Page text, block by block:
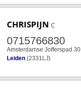
CHRISPIJN c
0715766830
Amsterdamse Jofferspad 30
Leiden (2331LJ)